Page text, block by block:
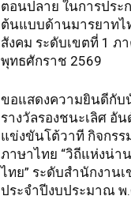
ตอนปลาย ในการประ
ต้นแบบด้านมารยาทไ
สังคม ระดับเขตที่ 1 ภ
พุทธศักราช 2569
ขอแสดงความยินดีกับ
รางวัลรองชนะเลิศ อั
แข่งขันโต้วาที กิจกร
ภาษาไทย “วิถีแห่งน่า
ไทย” ระดับสำนักงาน
ประจำปีงบประมาณ พ